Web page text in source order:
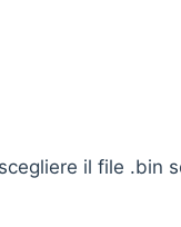
il file .bin